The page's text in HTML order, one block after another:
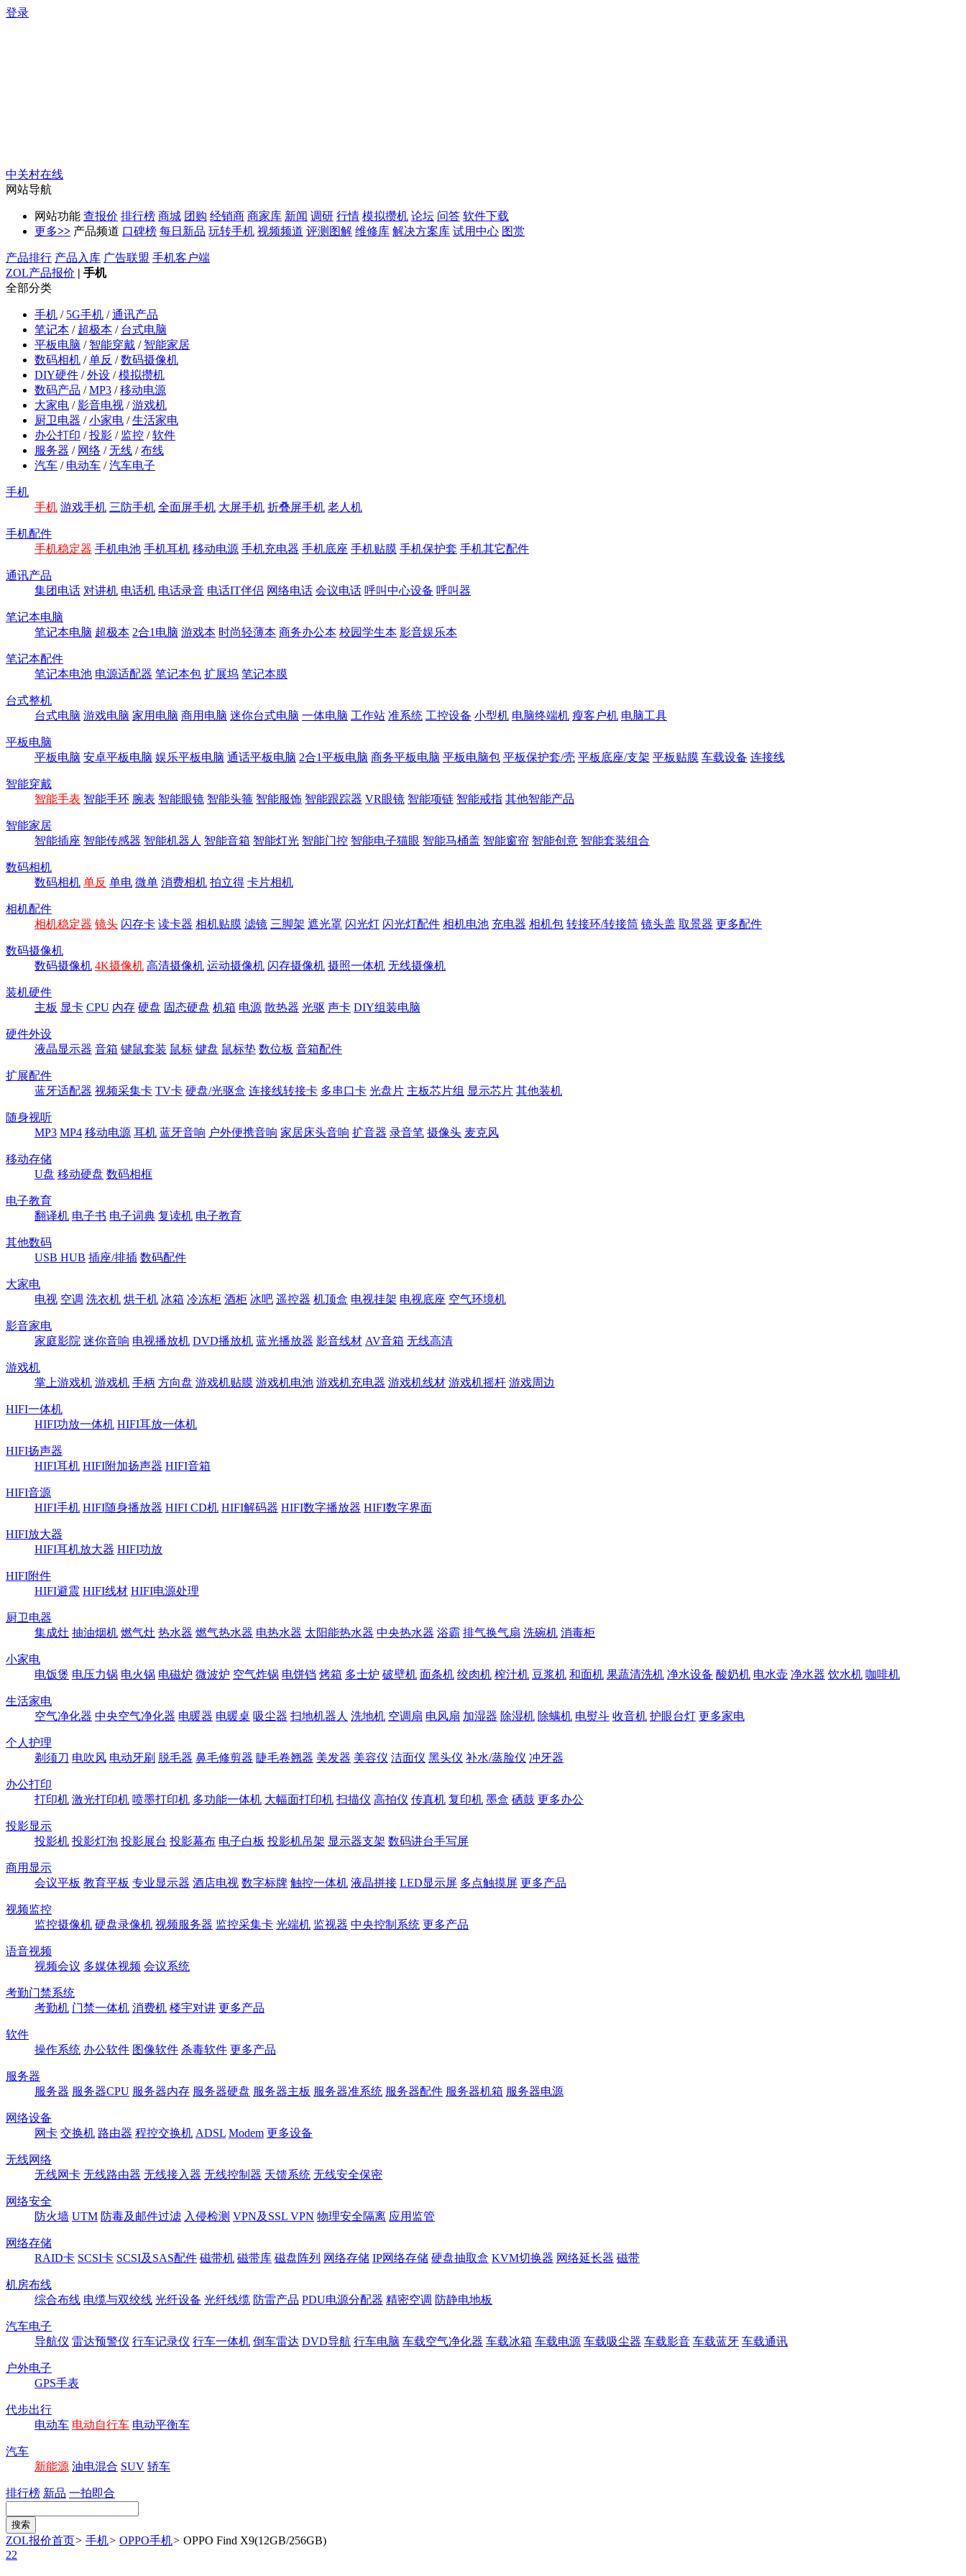
登录
中关村在线
网站导航
网站功能 查报价 排行榜 商城 团购 经销商 商家库 新闻 调研 行情 模拟攒机 论坛 问答 软件下载
更多>> 产品频道 口碑榜 每日新品 玩转手机 视频频道 评测图解 维修库 解决方案库 试用中心 图赏
产品排行 产品入库 广告联盟 手机客户端
ZOL产品报价 | 手机
全部分类
手机 / 5G手机 /通讯产品
笔记本 / 超极本 / 台式电脑
平板电脑 / 智能穿戴 / 智能家居
数码相机 /单反 /数码摄像机
DIY硬件 /外设 /模拟攒机
数码产品 /MP3 /移动电源
大家电 /影音电视 /游戏机
厨卫电器 /小家电 /生活家电
办公打印 /投影 / 监控 /软件
服务器 / 网络 /无线 /布线
汽车 / 电动车 /汽车电子
手机
手机 游戏手机 三防手机 全面屏手机 大屏手机 折叠屏手机 老人机
手机配件
手机稳定器 手机电池 手机耳机 移动电源 手机充电器 手机底座 手机贴膜 手机保护套 手机其它配件
通讯产品
集团电话 对讲机 电话机 电话录音 电话IT伴侣 网络电话 会议电话 呼叫中心设备 呼叫器
笔记本电脑
笔记本电脑 超极本 2合1电脑 游戏本 时尚轻薄本 商务办公本 校园学生本 影音娱乐本
笔记本配件
笔记本电池 电源适配器 笔记本包 扩展坞 笔记本膜
台式整机
台式电脑 游戏电脑 家用电脑 商用电脑 迷你台式电脑 一体电脑 工作站 准系统 工控设备 小型机 电脑终端机 瘦客户机 电脑工具
平板电脑
平板电脑 安卓平板电脑 娱乐平板电脑 通话平板电脑 2合1平板电脑 商务平板电脑 平板电脑包 平板保护套/壳 平板底座/支架 平板贴膜 车载设备 连接线
智能穿戴
智能手表 智能手环 腕表 智能眼镜 智能头箍 智能服饰 智能跟踪器 VR眼镜 智能项链 智能戒指 其他智能产品
智能家居
智能插座 智能传感器 智能机器人 智能音箱 智能灯光 智能门控 智能电子猫眼 智能马桶盖 智能窗帘 智能创意 智能套装组合
数码相机
数码相机 单反 单电 微单 消费相机 拍立得 卡片相机
相机配件
相机稳定器 镜头 闪存卡 读卡器 相机贴膜 滤镜 三脚架 遮光罩 闪光灯 闪光灯配件 相机电池 充电器 相机包 转接环/转接筒 镜头盖 取景器 更多配件
数码摄像机
数码摄像机 4K摄像机 高清摄像机 运动摄像机 闪存摄像机 摄照一体机 无线摄像机
装机硬件
主板 显卡 CPU 内存 硬盘 固态硬盘 机箱 电源 散热器 光驱 声卡 DIY组装电脑
硬件外设
液晶显示器 音箱 键鼠套装 鼠标 键盘 鼠标垫 数位板 音箱配件
扩展配件
蓝牙适配器 视频采集卡 TV卡 硬盘/光驱盒 连接线转接卡 多串口卡 光盘片 主板芯片组 显示芯片 其他装机
随身视听
MP3 MP4 移动电源 耳机 蓝牙音响 户外便携音响 家居床头音响 扩音器 录音笔 摄像头 麦克风
移动存储
U盘 移动硬盘 数码相框
电子教育
翻译机 电子书 电子词典 复读机 电子教育
其他数码
USB HUB 插座/排插 数码配件
大家电
电视 空调 洗衣机 烘干机 冰箱 冷冻柜 酒柜 冰吧 遥控器 机顶盒 电视挂架 电视底座 空气环境机
影音家电
家庭影院 迷你音响 电视播放机 DVD播放机 蓝光播放器 影音线材 AV音箱 无线高清
游戏机
掌上游戏机 游戏机 手柄 方向盘 游戏机贴膜 游戏机电池 游戏机充电器 游戏机线材 游戏机摇杆 游戏周边
HIFI一体机
HIFI功放一体机 HIFI耳放一体机
HIFI扬声器
HIFI耳机 HIFI附加扬声器 HIFI音箱
HIFI音源
HIFI手机 HIFI随身播放器 HIFI CD机 HIFI解码器 HIFI数字播放器 HIFI数字界面
HIFI放大器
HIFI耳机放大器 HIFI功放
HIFI附件
HIFI避震 HIFI线材 HIFI电源处理
厨卫电器
集成灶 抽油烟机 燃气灶 热水器 燃气热水器 电热水器 太阳能热水器 中央热水器 浴霸 排气换气扇 洗碗机 消毒柜
小家电
电饭煲 电压力锅 电火锅 电磁炉 微波炉 空气炸锅 电饼铛 烤箱 多士炉 破壁机 面条机 绞肉机 榨汁机 豆浆机 和面机 果蔬清洗机 净水设备 酸奶机 电水壶 净水器 饮水机 咖啡机
生活家电
空气净化器 中央空气净化器 电暖器 电暖桌 吸尘器 扫地机器人 洗地机 空调扇 电风扇 加湿器 除湿机 除螨机 电熨斗 收音机 护眼台灯 更多家电
个人护理
剃须刀 电吹风 电动牙刷 脱毛器 鼻毛修剪器 睫毛卷翘器 美发器 美容仪 洁面仪 黑头仪 补水/蒸脸仪 冲牙器
办公打印
打印机 激光打印机 喷墨打印机 多功能一体机 大幅面打印机 扫描仪 高拍仪 传真机 复印机 墨盒 硒鼓 更多办公
投影显示
投影机 投影灯泡 投影展台 投影幕布 电子白板 投影机吊架 显示器支架 数码讲台手写屏
商用显示
会议平板 教育平板 专业显示器 酒店电视 数字标牌 触控一体机 液晶拼接 LED显示屏 多点触摸屏 更多产品
视频监控
监控摄像机 硬盘录像机 视频服务器 监控采集卡 光端机 监视器 中央控制系统 更多产品
语音视频
视频会议 多媒体视频 会议系统
考勤门禁系统
考勤机 门禁一体机 消费机 楼宇对讲 更多产品
软件
操作系统 办公软件 图像软件 杀毒软件 更多产品
服务器
服务器 服务器CPU 服务器内存 服务器硬盘 服务器主板 服务器准系统 服务器配件 服务器机箱 服务器电源
网络设备
网卡 交换机 路由器 程控交换机 ADSL Modem 更多设备
无线网络
无线网卡 无线路由器 无线接入器 无线控制器 天馈系统 无线安全保密
网络安全
防火墙 UTM 防毒及邮件过滤 入侵检测 VPN及SSL VPN 物理安全隔离 应用监管
网络存储
RAID卡 SCSI卡 SCSI及SAS配件 磁带机 磁带库 磁盘阵列 网络存储 IP网络存储 硬盘抽取盒 KVM切换器 网络延长器 磁带
机房布线
综合布线 电缆与双绞线 光纤设备 光纤线缆 防雷产品 PDU电源分配器 精密空调 防静电地板
汽车电子
导航仪 雷达预警仪 行车记录仪 行车一体机 倒车雷达 DVD导航 行车电脑 车载空气净化器 车载冰箱 车载电源 车载吸尘器 车载影音 车载蓝牙 车载通讯
户外电子
GPS手表
代步出行
电动车 电动自行车 电动平衡车
汽车
新能源 油电混合 SUV 轿车
排行榜 新品 一拍即合
ZOL报价首页> 手机> OPPO手机> OPPO Find X9(12GB/256GB)
22